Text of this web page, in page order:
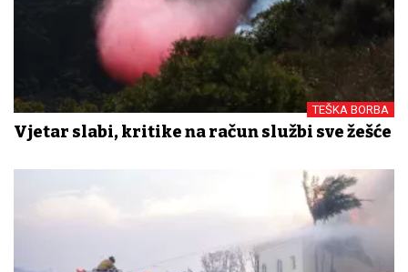
TEŠKA BORBA
Vjetar slabi, kritike na račun službi sve žešće